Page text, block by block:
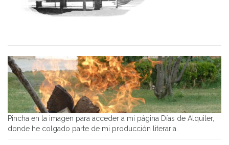
Pincha en la imagen para acceder a mi página Días de Alquiler,
donde he colgado parte de mi producción literaria.